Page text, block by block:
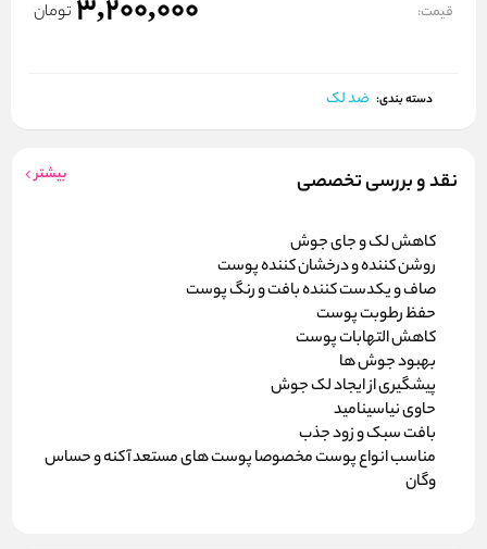
قیمت: 3,200,000 تومان
دسته بندی: ضد لک
نقد و بررسی تخصصی بیشتر
کاهش لک و جای جوش
روشن کننده و درخشان کننده پوست
صاف و یکدست کننده بافت و رنگ پوست
حفظ رطوبت پوست
کاهش التهابات پوست
بهبود جوش ها
پیشگیری از ایجاد لک جوش
حاوی نیاسینامید
بافت سبک و زود جذب
مناسب انواع پوست مخصوصا پوست های مستعد آکنه و حساس
وگان